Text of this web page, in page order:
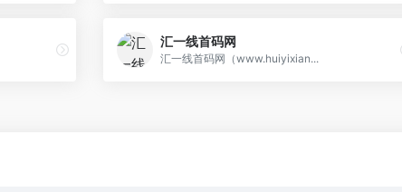
汇一线首码网
汇一线首码网（www.huiyixian...